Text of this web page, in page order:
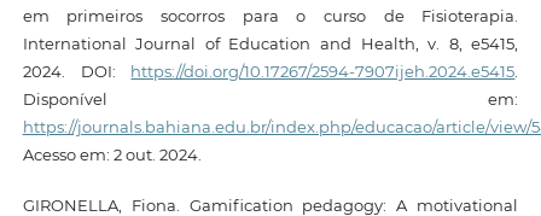
em primeiros socorros para o curso de Fisioterapia.
International Journal of Education and Health, v. 8, e5415,
2024. DOI: https://doi.org/10.17267/2594-7907ijeh.2024.e5415.
Disponível em:
https://journals.bahiana.edu.br/index.php/educacao/article/view/
Acesso em: 2 out. 2024.
GIRONELLA, Fiona. Gamification pedagogy: A motivational